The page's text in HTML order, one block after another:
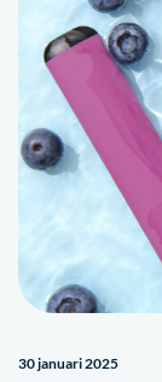
30 januari 2025